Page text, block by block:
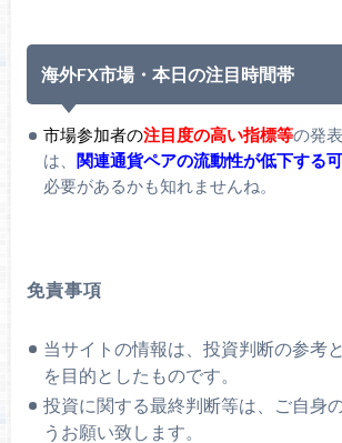
海外FX市場・本日の注目時間帯
市場参加者の注目度の高い指標等の発
は、関連通貨ペアの流動性が低下する
必要があるかも知れませんね。
免責事項
当サイトの情報は、投資判断の参考
を目的としたものです。
投資に関する最終判断等は、ご自身
うお願い致します。